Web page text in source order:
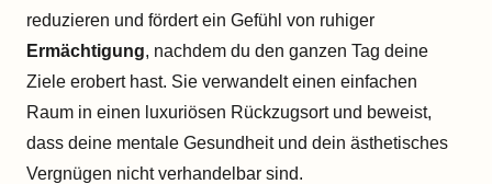
reduzieren und fördert ein Gefühl von ruhiger
Ermächtigung, nachdem du den ganzen Tag deine
Ziele erobert hast. Sie verwandelt einen einfachen
Raum in einen luxuriösen Rückzugsort und beweist,
dass deine mentale Gesundheit und dein ästhetisches
Vergnügen nicht verhandelbar sind.